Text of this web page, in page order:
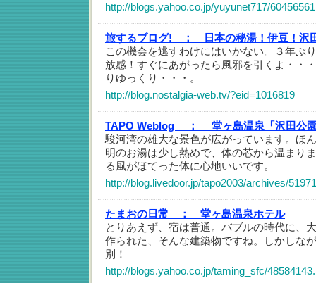
http://blogs.yahoo.co.jp/yuyunet717/
旅するブログ! ：
日本の秘湯！伊豆！沢
この機会を逃すわけにはいかない。３年ぶ
放感！すぐにあがったら風邪を引くよ・・
りゆっくり・・・。
http://blog.nostalgia-web.tv/?eid=1016819
TAPO Weblog ：
堂ヶ島温泉「沢田公
駿河湾の雄大な景色が広がっています。ほ
明のお湯は少し熱めで、体の芯から温まり
る風がほてった体に心地いいです。
http://blog.livedoor.jp/tapo2003/archives/
たまおの日常 ：
堂ヶ島温泉ホテル
とりあえず、宿は普通。バブルの時代に、
作られた、そんな建築物ですね。しかしな
別！
http://blogs.yahoo.co.jp/taming_sfc/